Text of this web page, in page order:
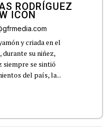
RODRÍGUEZ
y criada en el
durante su niñez,
siempre se sintió
del país, la...